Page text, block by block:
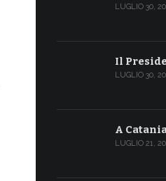
LUGLIO 30,
Il
LUGLIO 30,
A
LUGLIO 21,